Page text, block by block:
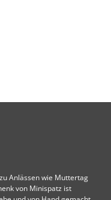
Anlässen wie Muttertag
von Minispatz ist